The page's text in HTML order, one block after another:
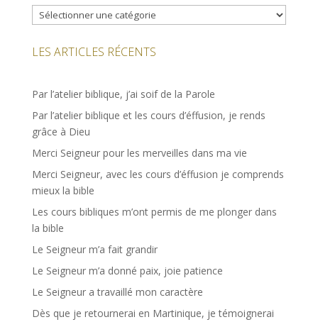
Catégories
LES ARTICLES RÉCENTS
Par l’atelier biblique, j’ai soif de la Parole
Par l’atelier biblique et les cours d’éffusion, je rends
grâce à Dieu
Merci Seigneur pour les merveilles dans ma vie
Merci Seigneur, avec les cours d’éffusion je comprends
mieux la bible
Les cours bibliques m’ont permis de me plonger dans
la bible
Le Seigneur m’a fait grandir
Le Seigneur m’a donné paix, joie patience
Le Seigneur a travaillé mon caractère
Dès que je retournerai en Martinique, je témoignerai